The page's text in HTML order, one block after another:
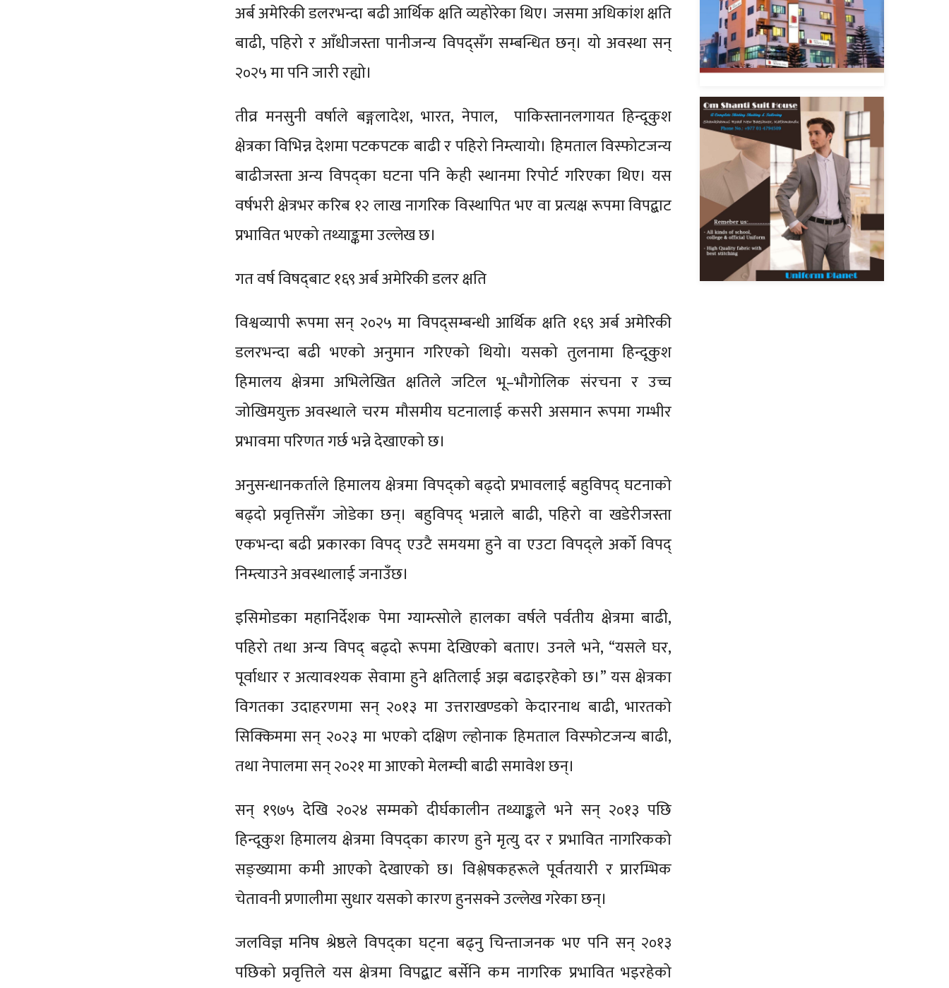
अर्ब अमेरिकी डलरभन्दा बढी आर्थिक क्षति व्यहोरेका थिए। जसमा अधिकांश क्षति
बाढी, पहिरो र आँधीजस्ता पानीजन्य विपद्सँग सम्बन्धित छन्। यो अवस्था सन्
२०२५ मा पनि जारी रह्यो।
तीव्र मनसुनी वर्षाले बङ्गलादेश, भारत, नेपाल, पाकिस्तानलगायत हिन्दूकुश
क्षेत्रका विभिन्न देशमा पटकपटक बाढी र पहिरो निम्त्यायो। हिमताल विस्फोटजन्य
बाढीजस्ता अन्य विपद्का घटना पनि केही स्थानमा रिपोर्ट गरिएका थिए। यस
वर्षभरी क्षेत्रभर करिब १२ लाख नागरिक विस्थापित भए वा प्रत्यक्ष रूपमा विपद्बाट
प्रभावित भएको तथ्याङ्कमा उल्लेख छ।
गत वर्ष विषद्‌बाट १६९ अर्ब अमेरिकी डलर क्षति
विश्वव्यापी रूपमा सन् २०२५ मा विपद्सम्बन्धी आर्थिक क्षति १६९ अर्ब अमेरिकी
डलरभन्दा बढी भएको अनुमान गरिएको थियो। यसको तुलनामा हिन्दूकुश
हिमालय क्षेत्रमा अभिलेखित क्षतिले जटिल भू–भौगोलिक संरचना र उच्च
जोखिमयुक्त अवस्थाले चरम मौसमीय घटनालाई कसरी असमान रूपमा गम्भीर
प्रभावमा परिणत गर्छ भन्ने देखाएको छ।
अनुसन्धानकर्ताले हिमालय क्षेत्रमा विपद्को बढ्दो प्रभावलाई बहुविपद् घटनाको
बढ्दो प्रवृत्तिसँग जोडेका छन्। बहुविपद् भन्नाले बाढी, पहिरो वा खडेरीजस्ता
एकभन्दा बढी प्रकारका विपद् एउटै समयमा हुने वा एउटा विपद्ले अर्को विपद्
निम्त्याउने अवस्थालाई जनाउँछ।
इसिमोडका महानिर्देशक पेमा ग्याम्त्सोले हालका वर्षले पर्वतीय क्षेत्रमा बाढी,
पहिरो तथा अन्य विपद् बढ्दो रूपमा देखिएको बताए। उनले भने, “यसले घर,
पूर्वाधार र अत्यावश्यक सेवामा हुने क्षतिलाई अझ बढाइरहेको छ।” यस क्षेत्रका
विगतका उदाहरणमा सन् २०१३ मा उत्तराखण्डको केदारनाथ बाढी, भारतको
सिक्किममा सन् २०२३ मा भएको दक्षिण ल्होनाक हिमताल विस्फोटजन्य बाढी,
तथा नेपालमा सन् २०२१ मा आएको मेलम्ची बाढी समावेश छन्।
सन् १९७५ देखि २०२४ सम्मको दीर्घकालीन तथ्याङ्कले भने सन् २०१३ पछि
हिन्दूकुश हिमालय क्षेत्रमा विपद्का कारण हुने मृत्यु दर र प्रभावित नागरिकको
सङ्ख्यामा कमी आएको देखाएको छ। विश्लेषकहरूले पूर्वतयारी र प्रारम्भिक
चेतावनी प्रणालीमा सुधार यसको कारण हुनसक्ने उल्लेख गरेका छन्।
जलविज्ञ मनिष श्रेष्ठले विपद्का घट्ना बढ्नु चिन्ताजनक भए पनि सन् २०१३
पछिको प्रवृत्तिले यस क्षेत्रमा विपद्बाट बर्सेनि कम नागरिक प्रभावित भइरहेको